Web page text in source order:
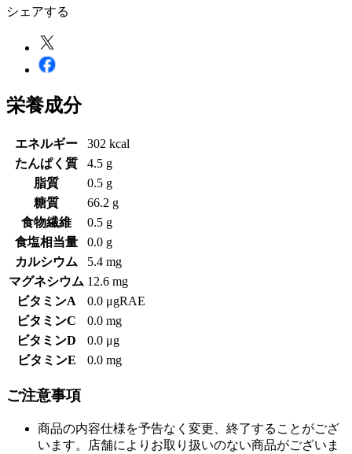
シェアする
栄養成分
エネルギー
302 kcal
たんぱく質
4.5 g
脂質
0.5 g
糖質
66.2 g
食物繊維
0.5 g
食塩相当量
0.0 g
カルシウム
5.4 mg
マグネシウム 12.6 mg
ビタミンA
0.0 μgRAE
ビタミンC
0.0 mg
ビタミンD
0.0 μg
ビタミンE
0.0 mg
ご注意事項
商品の内容仕様を予告なく変更、終了することがござ
います。店舗によりお取り扱いのない商品がございま